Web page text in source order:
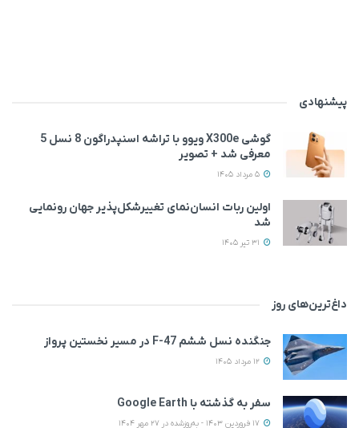
پیشنهادی
گوشی X300e ویوو با تراشه اسنپدراگون 8 نسل 5
معرفی شد + تصویر
اولین ربات انسان‌نمای تغییرشکل‌پذیر جهان رونمایی
شد
داغ‌ترین‌های روز
جنگنده نسل ششم F-47 در مسیر نخستین پرواز
سفر به گذشته با Google Earth